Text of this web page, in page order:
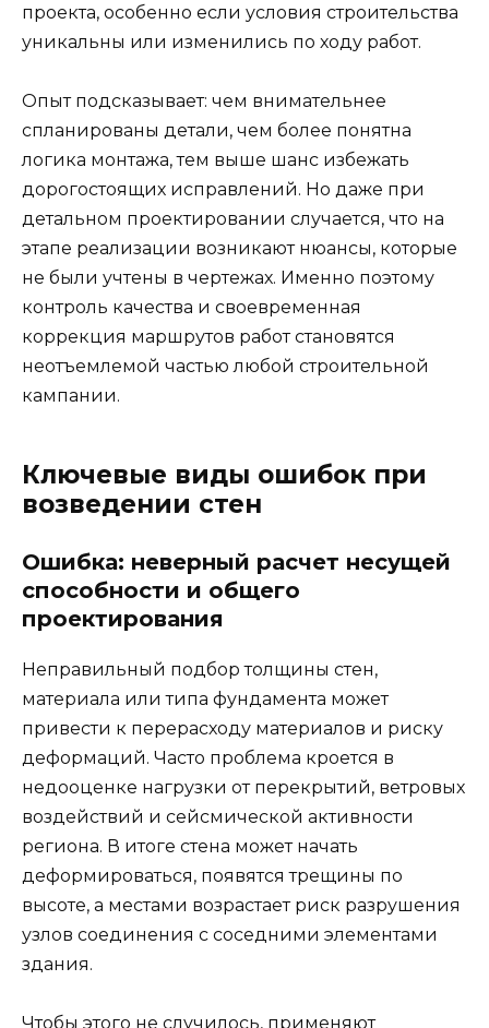
проекта, особенно если условия строительства
уникальны или изменились по ходу работ.
Опыт подсказывает: чем внимательнее
спланированы детали, чем более понятна
логика монтажа, тем выше шанс избежать
дорогостоящих исправлений. Но даже при
детальном проектировании случается, что на
этапе реализации возникают нюансы, которые
не были учтены в чертежах. Именно поэтому
контроль качества и своевременная
коррекция маршрутов работ становятся
неотъемлемой частью любой строительной
кампании.
Ключевые виды ошибок при
возведении стен
Ошибка: неверный расчет несущей
способности и общего
проектирования
Неправильный подбор толщины стен,
материала или типа фундамента может
привести к перерасходу материалов и риску
деформаций. Часто проблема кроется в
недооценке нагрузки от перекрытий, ветровых
воздействий и сейсмической активности
региона. В итоге стена может начать
деформироваться, появятся трещины по
высоте, а местами возрастает риск разрушения
узлов соединения с соседними элементами
здания.
Чтобы этого не случилось, применяют